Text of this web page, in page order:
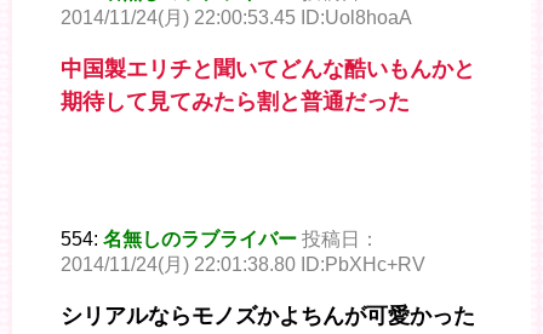
2014/11/24(月) 22:00:53.45 ID:Uol8hoaA
中国製エリチと聞いてどんな酷いもんかと
期待して見てみたら割と普通だった
554: 名無しのラブライバー 投稿日：
2014/11/24(月) 22:01:38.80 ID:PbXHc+RV
シリアルならモノズかよちんが可愛かった